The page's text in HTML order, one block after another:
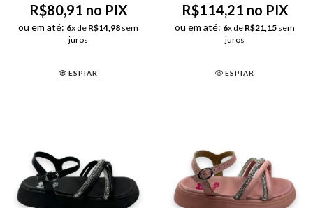
R$80,91 no PIX
ou em até: 6x de R$14,98 sem
juros
ESPIAR
R$114,21 no PIX
ou em até: 6x de R$21,15 sem
juros
ESPIAR